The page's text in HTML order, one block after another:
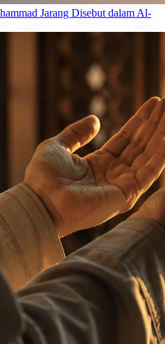
Jarang Disebut dalam Al-